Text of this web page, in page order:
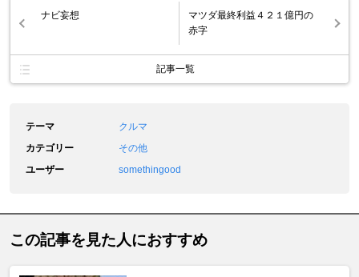
ナビ妄想
マツダ最終利益４２１億円の
赤字
記事一覧
テーマ
クルマ
カテゴリー
その他
ユーザー
somethingood
この記事を見た人におすすめ